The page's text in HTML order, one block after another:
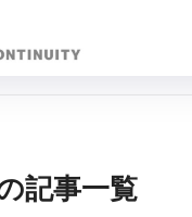
記事一覧